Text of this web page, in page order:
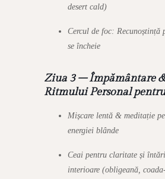
desert cald)
Cercul de foc: Recunoștință
se încheie
Ziua 3 – Împământare
Ritmului Personal
Mișcare lentă & meditație
energiei blânde
Ceai pentru claritate și
interioare (obligeană,